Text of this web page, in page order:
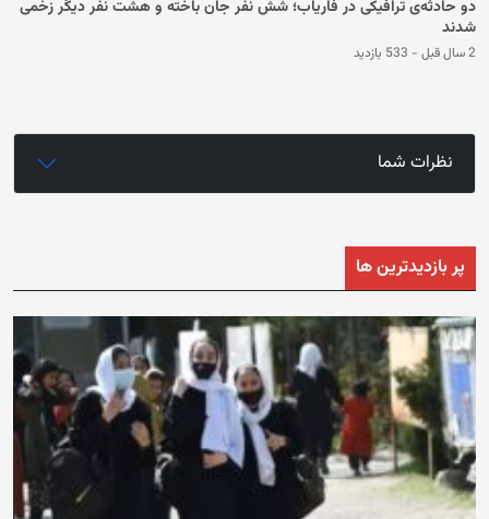
دو حادثه‌ی ترافیکی در فاریاب؛ شش نفر جان باخته و هشت نفر دیگر زخمی
شدند
2 سال قبل - 533 بازدید
نظرات شما
پر بازدیدترین ها